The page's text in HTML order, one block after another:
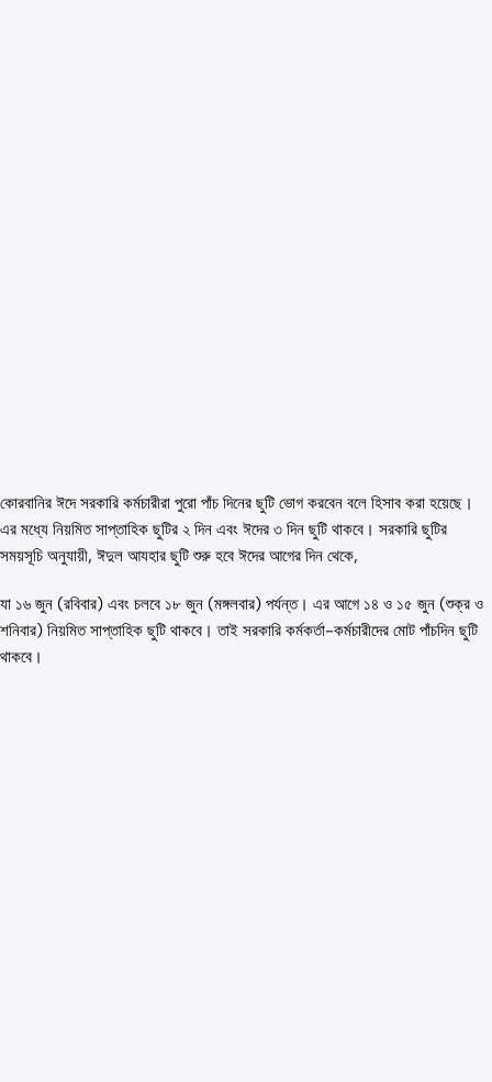
কোরবানির ঈদে সরকারি কর্মচারীরা পুরো পাঁচ দিনের ছুটি ভোগ করবেন বলে হিসাব করা হয়েছে।
এর মধ্যে নিয়মিত সাপ্তাহিক ছুটির ২ দিন এবং ঈদের ৩ দিন ছুটি থাকবে। সরকারি ছুটির
সময়সূচি অনুযায়ী, ঈদুল আযহার ছুটি শুরু হবে ঈদের আগের দিন থেকে,
যা ১৬ জুন (রবিবার) এবং চলবে ১৮ জুন (মঙ্গলবার) পর্যন্ত। এর আগে ১৪ ও ১৫ জুন (শুক্র ও
শনিবার) নিয়মিত সাপ্তাহিক ছুটি থাকবে। তাই সরকারি কর্মকর্তা-কর্মচারীদের মোট পাঁচদিন ছুটি
থাকবে।